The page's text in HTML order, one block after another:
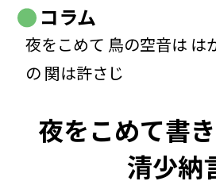
コラム
夜をこめて 鳥の空音は は
の 関は許さじ
夜をこめて書
清少納